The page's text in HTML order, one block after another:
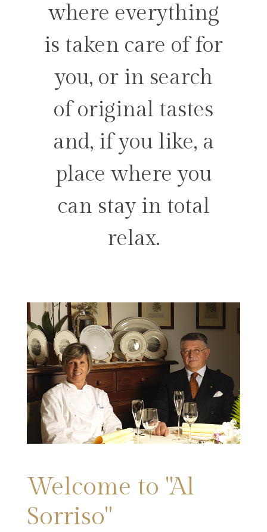
where everything
is taken care of for
you, or in search
of original tastes
and, if you like, a
place where you
can stay in total
relax.
Welcome to "Al
Sorriso"​